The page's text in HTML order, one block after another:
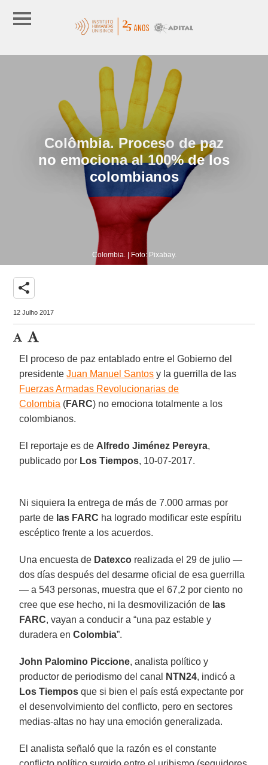
Colômbia. Proceso de paz
no emociona al 100% de los
colombianos
Colombia. | Foto: Pixabay.
share
12 Julho 2017
El proceso de paz entablado entre el Gobierno del
presidenteJuan Manuel Santos y la guerrilla de las
Fuerzas Armadas Revolucionarias de
Colombia (FARC) no emociona totalmente a los
colombianos.
El reportaje es de Alfredo Jiménez Pereyra,
publicado por Los Tiempos, 10-07-2017.
Ni siquiera la entrega de más de 7.000 armas por
parte de las FARC ha logrado modificar este espíritu
escéptico frente a los acuerdos.
Una encuesta de Datexco realizada el 29 de julio —
dos días después del desarme oficial de esa guerrilla
— a 543 personas, muestra que el 67,2 por ciento no
cree que ese hecho, ni la desmovilización de las
FARC, vayan a conducir a “una paz estable y
duradera enColombia”.
John Palomino Piccione, analista político y
productor de periodismo del canal
NTN24, indicó a
Los Tiempos que si bien el país está expectante por
el desenvolvimiento del conflicto, pero en sectores
medias-altas no hay una emoción generalizada.
El analista señaló que la razón es el constante